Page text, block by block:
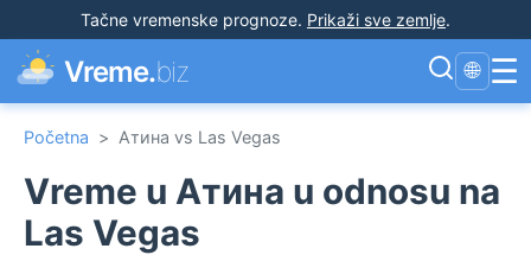
Tačne vremenske prognoze. Prikaži sve zemlje.
Vreme.biz 🌐 ☰
Početna > Атина vs Las Vegas
Vreme u Атина u odnosu na
Las Vegas